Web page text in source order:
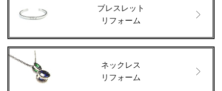
ブレスレット
リフォーム
ネックレス
リフォーム